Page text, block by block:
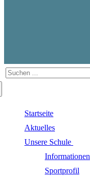
Suchen
Startseite
Aktuelles
Unsere Schule
Informationen
Sportprofil